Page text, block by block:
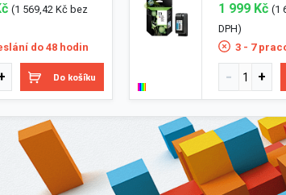
(1 569,42 Kč bez
do 48 hodin
Do košíku
1 999 Kč (1
DPH)
3 - 7